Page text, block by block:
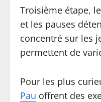
Troisième étape,
et les pauses
concentré sur les
permettent de
Pour les plus
Pau offrent des